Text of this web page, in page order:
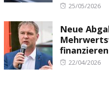
Posted
25/05/2026
Neue
finanzieren
Posted
22/04/2026